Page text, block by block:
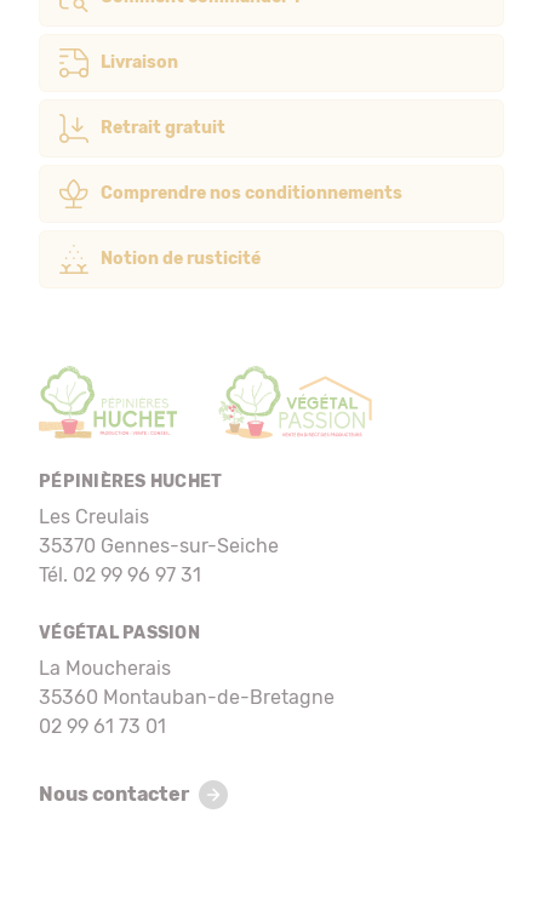
Livraison
Retrait gratuit
Comprendre nos conditionnements
Notion de rusticité
PÉPINIÈRES HUCHET
Les Creulais
35370 Gennes-sur-Seiche
Tél. 02 99 96 97 31
VÉGÉTAL PASSION
La Moucherais
35360 Montauban-de-Bretagne
02 99 61 73 01
Nous contacter